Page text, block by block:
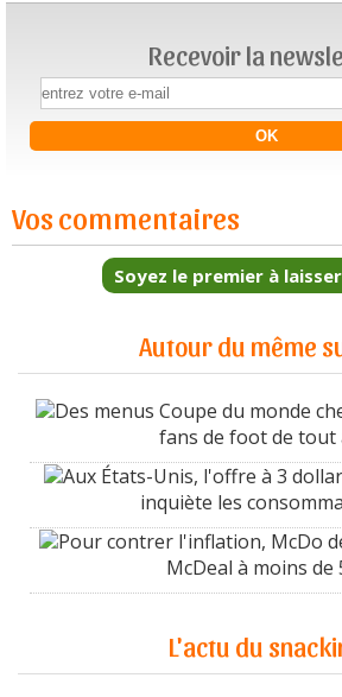
Recevoir la
Vos commentaires
Soyez le premier à
Autour du même
Des menus Coupe du monde
fans de foot de tout
Aux États-Unis, l'offre à 3
inquiète les
Pour contrer l'inflation, McDo
McDeal à moins de
L'actu du